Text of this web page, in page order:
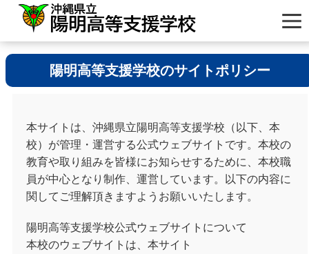
陽明高等支援学校のサイトポリシー
本サイトは、沖縄県立陽明高等支援学校（以下、本
校）が管理・運営する公式ウェブサイトです。本校の
教育や取り組みを皆様にお知らせするために、本校職
員が中心となり制作、運営しています。以下の内容に
関してご理解頂きますようお願いいたします。
陽明高等支援学校公式ウェブサイトについて
本校のウェブサイトは、本サイト